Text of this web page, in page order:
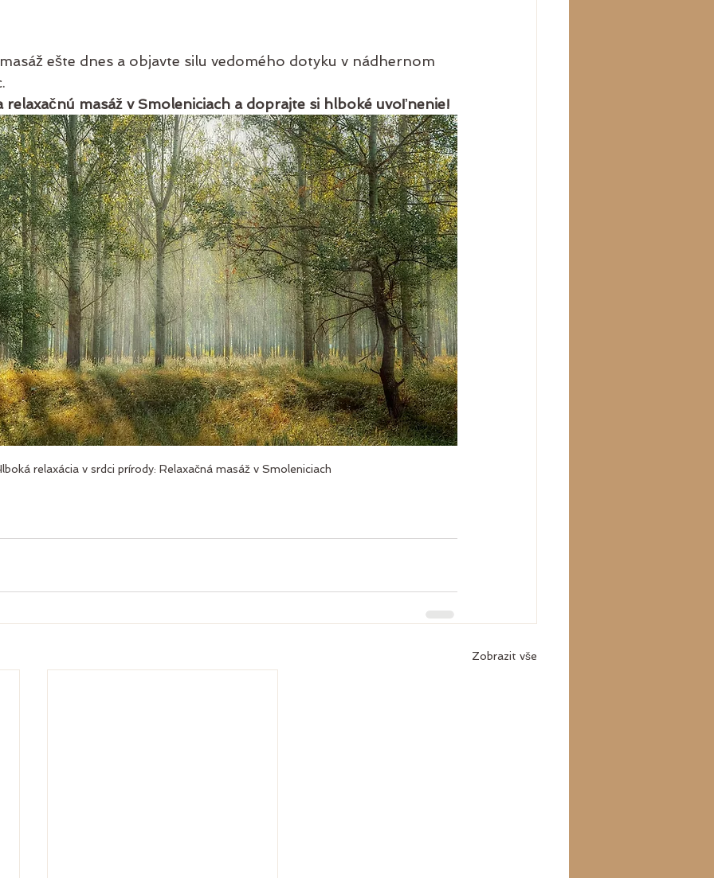
ešte dnes a objavte silu vedomého dotyku v nádhernom
relaxačnú masáž v Smoleniciach a doprajte si hlboké uvoľnenie!
relaxácia v srdci prírody: Relaxačná masáž v Smoleniciach
Zobrazit vše